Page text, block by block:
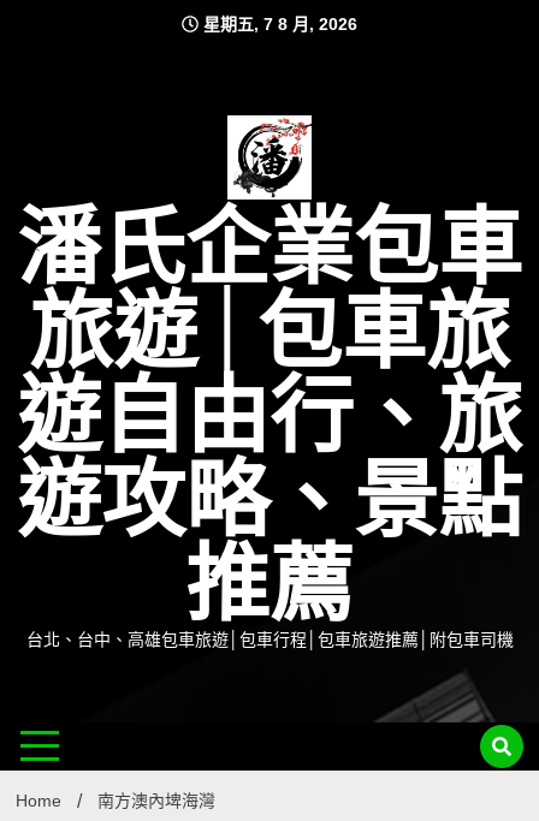
星期五, 7 8 月, 2026
潘氏企業包車
旅遊│包車旅
遊自由行、旅
遊攻略、景點
推薦
台北、台中、高雄包車旅遊│包車行程│包車旅遊推薦│附包車司機
Home 南方澳內埤海灣